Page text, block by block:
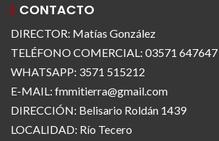
CONTACTO
DIRECTOR: Matías González
TELÉFONO COMERCIAL: 03571 647647
WHATSAPP: 3571 515212
E-MAIL: fmmitierra@gmail.com
DIRECCIÓN: Belisario Roldán 1439
LOCALIDAD: Río Tecero